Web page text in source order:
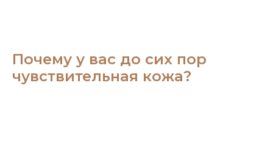
Почему у вас до сих пор
чувствительная кожа?